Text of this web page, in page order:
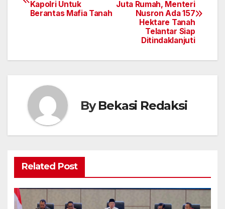
pos
Juta Rumah, Menteri
Nusron Ada 157
Hektare Tanah
Telantar Siap
Ditindaklanjuti
Kapolri Untuk
Berantas Mafia Tanah
ByBekasi Redaksi
Related Post